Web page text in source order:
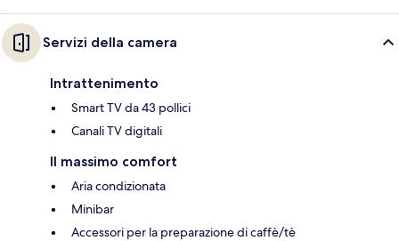
Servizi della camera
Intrattenimento
Smart TV da 43 pollici
Canali TV digitali
Il massimo comfort
Aria condizionata
Minibar
Accessori per la preparazione di caffè/tè